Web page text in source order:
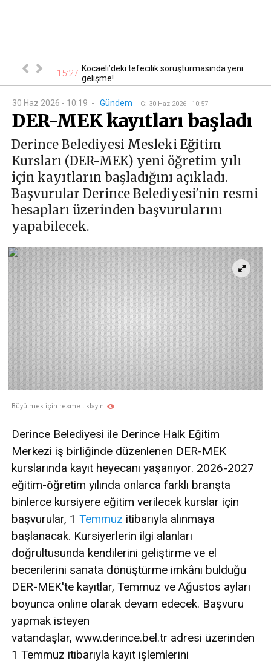
15:27 Kocaeli’deki tefecilik soruşturmasında yeni
gelişme!
30 Haz 2026 - 10:19 - Gündem G: 30 Haz 2026 - 10:57
DER-MEK kayıtları başladı
Derince Belediyesi Mesleki Eğitim
Kursları (DER-MEK) yeni öğretim yılı
için kayıtların başladığını açıkladı.
Başvurular Derince Belediyesi'nin resmi
hesapları üzerinden başvurularını
yapabilecek.
Büyütmek için resme tıklayın
Derince Belediyesi ile Derince Halk Eğitim
Merkezi iş birliğinde düzenlenen DER-MEK
kurslarında kayıt heyecanı yaşanıyor. 2026-2027
eğitim-öğretim yılında onlarca farklı branşta
binlerce kursiyere eğitim verilecek kurslar için
başvurular, 1 Temmuz itibarıyla alınmaya
başlanacak. Kursiyerlerin ilgi alanları
doğrultusunda kendilerini geliştirme ve el
becerilerini sanata dönüştürme imkânı bulduğu
DER-MEK'te kayıtlar, Temmuz ve Ağustos ayları
boyunca online olarak devam edecek. Başvuru
yapmak isteyen
vatandaşlar, www.derince.bel.tr adresi üzerinden
1 Temmuz itibarıyla kayıt işlemlerini